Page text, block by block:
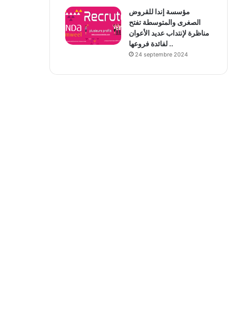
مؤسسة إندا للقروض
الصغرى والمتوسطة تفتح
مناظرة لإنتداب عديد الأعوان
لفائدة فروعها ..
24 septembre 2024